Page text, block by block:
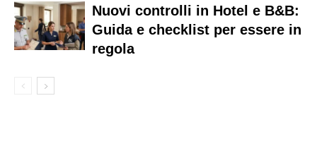
Nuovi controlli in Hotel e B&B:
Guida e checklist per essere in
regola